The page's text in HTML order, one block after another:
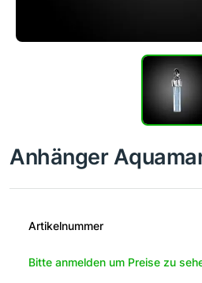
Anhänger
Artikelnummer
Bitte anmelden um Preise zu